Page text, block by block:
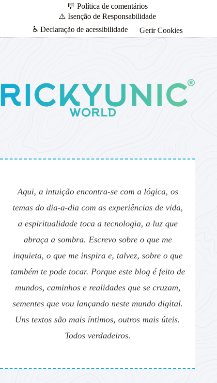
💬 Política de comentários
⚠️ Isenção de Responsabilidade
♿ Declaração de acessibilidade
Gerir Cookies
Aqui, a intuição encontra-se com a lógica, os
temas do dia-a-dia com as experiências de vida,
a espiritualidade toca a tecnologia, a luz que
abraça a sombra. Escrevo sobre o que me
inquieta, o que me inspira e, talvez, sobre o que
também te pode tocar. Porque este blog é feito de
mundos, caminhos e realidades que se cruzam,
sementes que vou lançando neste mundo digital.
Uns textos são mais íntimos, outros mais úteis.
Todos verdadeiros.